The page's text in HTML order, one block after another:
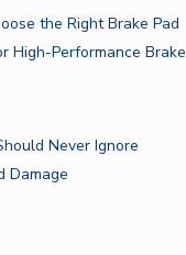
the Right Brake Pad
High-Performance Brake
Never Ignore
Damage